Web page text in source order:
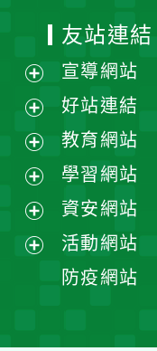
展
選
單
展
選
單
展
選
單
展
選
展
友站連結
宣導網站
好站連結
教育網站
學習網站
資安網站
活動網站
防疫網站